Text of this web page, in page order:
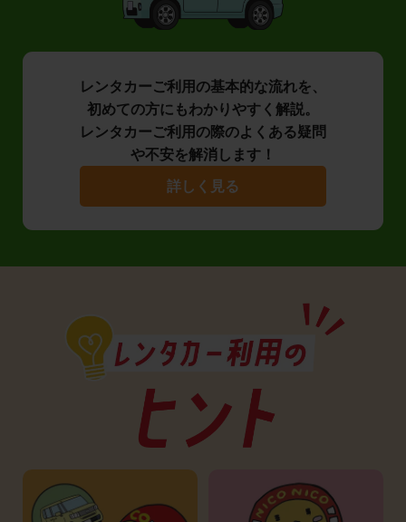
レンタカーご利用の基本的な流れを、
初めての方にもわかりやすく解説。
レンタカーご利用の際のよくある疑問
や不安を解消します！
詳しく見る